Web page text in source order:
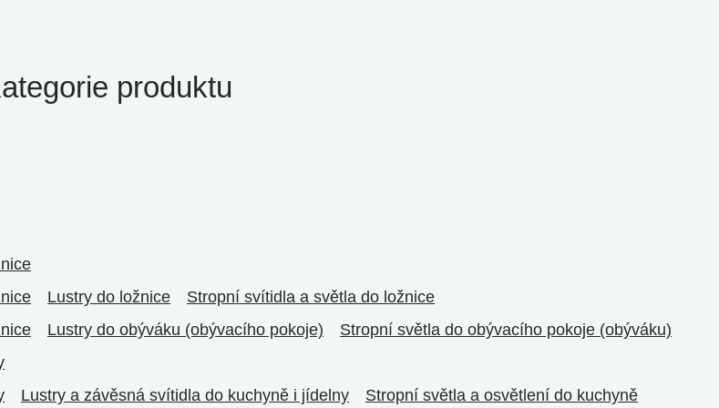
produktu
Lustry do ložnice
Stropní svítidla a světla do ložnice
Lustry do obýváku (obývacího pokoje)
Stropní světla do obývacího pokoje (obýváku)
Lustry a závěsná svítidla do kuchyně i jídelny Stropní světla a osvětlení do kuchyně